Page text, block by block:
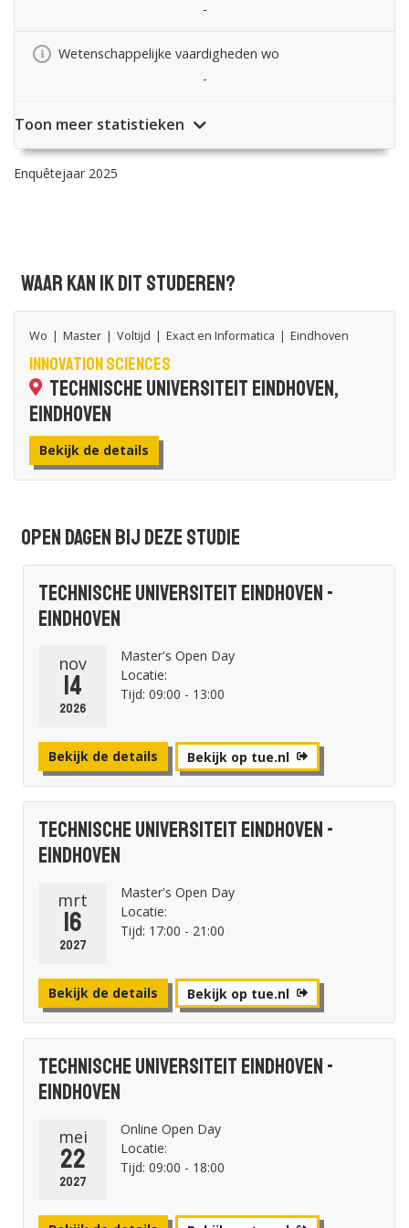
-
Wetenschappelijke vaardigheden wo
-
Toon meer statistieken
Enquêtejaar 2025
Waar kan ik dit studeren?
Wo | Master | Voltijd | Exact en Informatica | Eindhoven
Innovation Sciences
Technische Universiteit Eindhoven,
Eindhoven
Bekijk de details
Open dagen bij deze studie
Technische Universiteit Eindhoven -
Eindhoven
nov
14
2026
Master's Open Day
Locatie:
Tijd: 09:00 - 13:00
Bekijk de details Bekijk op tue.nl
Technische Universiteit Eindhoven -
Eindhoven
mrt
16
2027
Master's Open Day
Locatie:
Tijd: 17:00 - 21:00
Bekijk de details Bekijk op tue.nl
Technische Universiteit Eindhoven -
Eindhoven
mei
22
2027
Online Open Day
Locatie:
Tijd: 09:00 - 18:00